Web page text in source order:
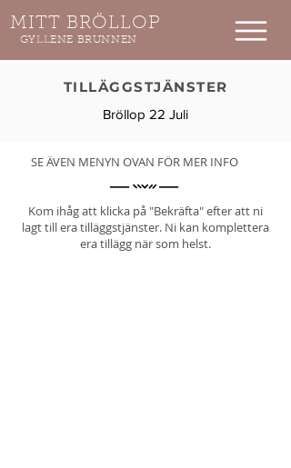
MITT BRÖLLOP
GYLLENE BRUNNEN
TILLÄGGSTJÄNSTER​
Bröllop 22 Juli
Kom ihåg att klicka på "Bekräfta" efter att ni
lagt till era tilläggstjänster. Ni kan komplettera
era tillägg när som helst.
SE ÄVEN MENYN OVAN FÖR MER INFO